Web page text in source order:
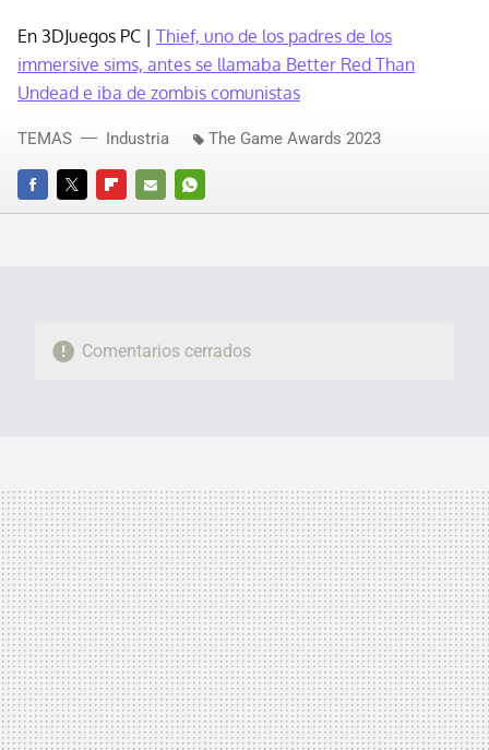
En 3DJuegos PC | Thief, uno de los padres de los
immersive sims, antes se llamaba Better Red Than
Undead e iba de zombis comunistas
FACEBOOKTWITTERFLIPBOARD
E-
WHATSAPP
TEMAS Industria The Game Awards 2023
Comentarios cerrados